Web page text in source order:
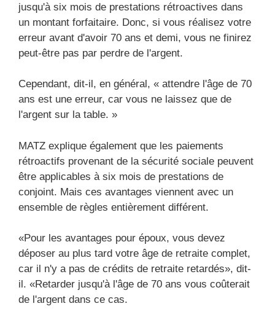
jusqu'à six mois de prestations rétroactives dans
un montant forfaitaire. Donc, si vous réalisez votre
erreur avant d'avoir 70 ans et demi, vous ne finirez
peut-être pas par perdre de l'argent.
Cependant, dit-il, en général, « attendre l'âge de 70
ans est une erreur, car vous ne laissez que de
l'argent sur la table. »
MATZ explique également que les paiements
rétroactifs provenant de la sécurité sociale peuvent
être applicables à six mois de prestations de
conjoint. Mais ces avantages viennent avec un
ensemble de règles entièrement différent.
«Pour les avantages pour époux, vous devez
déposer au plus tard votre âge de retraite complet,
car il n'y a pas de crédits de retraite retardés», dit-
il. «Retarder jusqu'à l'âge de 70 ans vous coûterait
de l'argent dans ce cas.